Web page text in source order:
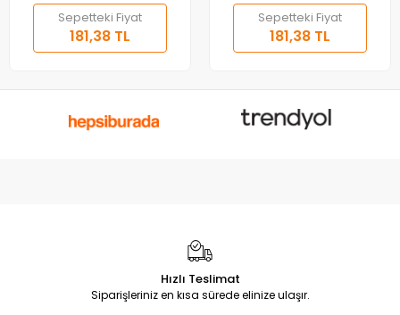
Sepetteki Fiyat
181,38 TL
Sepetteki Fiyat
181,38 TL
Hızlı Teslimat
Siparişleriniz en kısa sürede elinize ulaşır.